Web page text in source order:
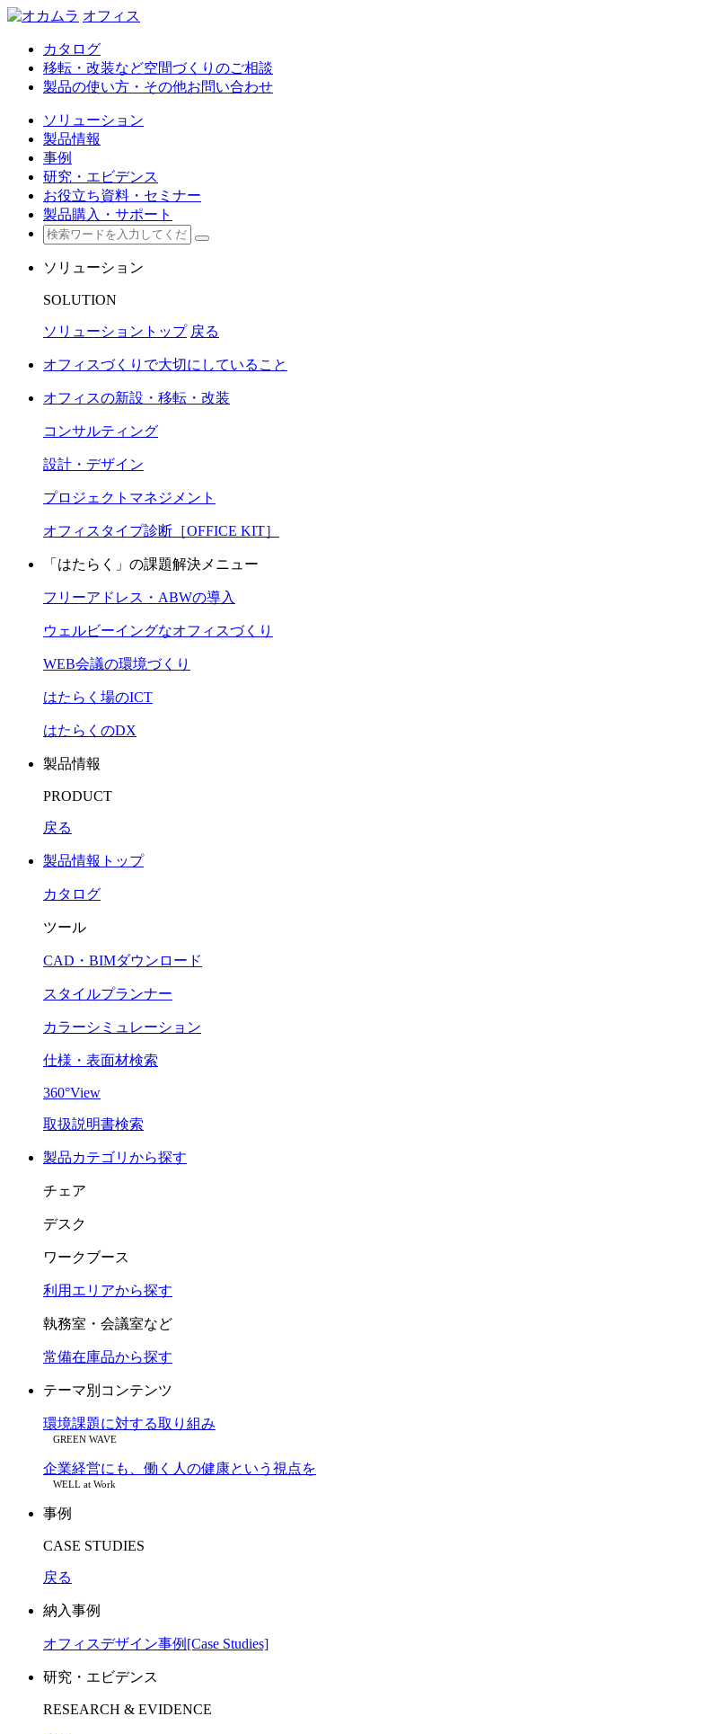
オフィス
カタログ
移転・改装など空間づくりのご相談
製品の使い方・その他お問い合わせ
ソリューション
製品情報
事例
研究・エビデンス
お役立ち資料・セミナー
製品購入・サポート
ソリューション
SOLUTION
ソリューショントップ 戻る
オフィスづくりで大切にしていること
オフィスの新設・移転・改装
コンサルティング
設計・デザイン
プロジェクトマネジメント
オフィスタイプ診断［OFFICE KIT］
「はたらく」の課題解決メニュー
フリーアドレス・ABWの導入
ウェルビーイングなオフィスづくり
WEB会議の環境づくり
はたらく場のICT
はたらくのDX
製品情報
PRODUCT
戻る
製品情報トップ
カタログ
ツール
CAD・BIMダウンロード
スタイルプランナー
カラーシミュレーション
仕様・表面材検索
360°View
取扱説明書検索
製品カテゴリから探す
チェア
デスク
ワークブース
利用エリアから探す
執務室・会議室など
常備在庫品から探す
テーマ別コンテンツ
環境課題に対する取り組み
GREEN WAVE
企業経営にも、働く人の健康という視点を
WELL at Work
事例
CASE STUDIES
戻る
納入事例
オフィスデザイン事例[Case Studies]
研究・エビデンス
RESEARCH & EVIDENCE